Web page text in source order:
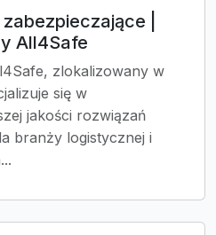
|
All4Safe
zlokalizowany w
się w
jakości rozwiązań
branży logistycznej i